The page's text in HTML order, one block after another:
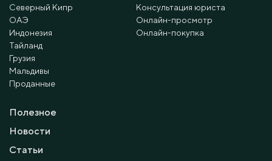
Северный Кипр
ОАЭ
Индонезия
Тайланд
Грузия
Мальдивы
Проданные
Консультация юриста
Онлайн-просмотр
Онлайн-покупка
Полезное
Новости
Статьи